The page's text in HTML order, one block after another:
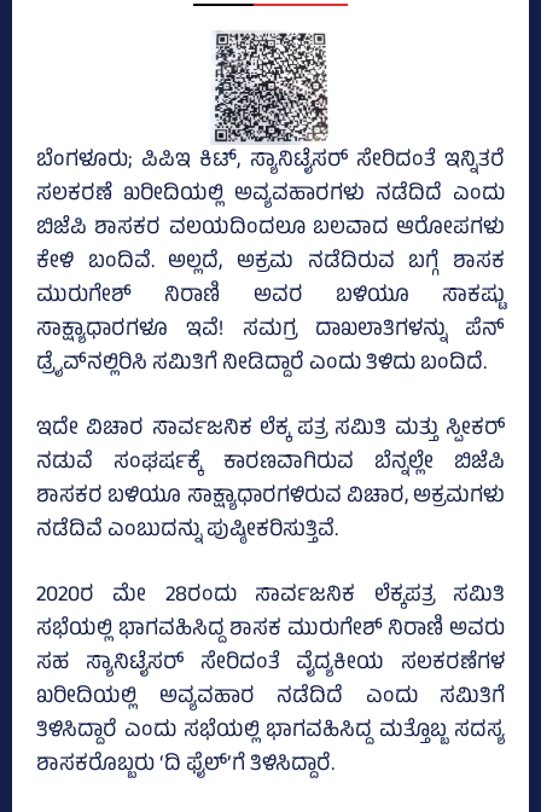
ಬೆಂಗಳೂರು; ಪಿಪಿಇ ಕಿಟ್‌, ಸ್ಯಾನಿಟೈಸರ್‌ ಸೇರಿದಂತೆ ಇನ್ನಿತರೆ
ಸಲಕರಣೆ ಖರೀದಿಯಲ್ಲಿ ಅವ್ಯವಹಾರಗಳು ನಡೆದಿದೆ ಎಂದು
ಬಿಜೆಪಿ ಶಾಸಕರ ವಲಯದಿಂದಲೂ ಬಲವಾದ ಆರೋಪಗಳು
ಕೇಳಿ ಬಂದಿವೆ. ಅಲ್ಲದೆ, ಅಕ್ರಮ ನಡೆದಿರುವ ಬಗ್ಗೆ ಶಾಸಕ
ಮುರುಗೇಶ್‌ ನಿರಾಣಿ ಅವರ ಬಳಿಯೂ ಸಾಕಷ್ಟು
ಸಾಕ್ಷ್ಯಾಧಾರಗಳೂ ಇವೆ! ಸಮಗ್ರ ದಾಖಲಾತಿಗಳನ್ನು ಪೆನ್‌
ಡ್ರೈವ್‌ನಲ್ಲಿರಿಸಿ ಸಮಿತಿಗೆ ನೀಡಿದ್ದಾರೆ ಎಂದು ತಿಳಿದು ಬಂದಿದೆ.
ಇದೇ ವಿಚಾರ ಸಾರ್ವಜನಿಕ ಲೆಕ್ಕ ಪತ್ರ ಸಮಿತಿ ಮತ್ತು ಸ್ಪೀಕರ್‌
ನಡುವೆ ಸಂಘರ್ಷಕ್ಕೆ ಕಾರಣವಾಗಿರುವ ಬೆನ್ನಲ್ಲೇ ಬಿಜೆಪಿ
ಶಾಸಕರ ಬಳಿಯೂ ಸಾಕ್ಷ್ಯಾಧಾರಗಳಿರುವ ವಿಚಾರ, ಅಕ್ರಮಗಳು
ನಡೆದಿವೆ ಎಂಬುದನ್ನು ಪುಷ್ಠೀಕರಿಸುತ್ತಿವೆ.
2020ರ ಮೇ 28ರಂದು ಸಾರ್ವಜನಿಕ ಲೆಕ್ಕಪತ್ರ ಸಮಿತಿ
ಸಭೆಯಲ್ಲಿ ಭಾಗವಹಿಸಿದ್ದ ಶಾಸಕ ಮುರುಗೇಶ್‌ ನಿರಾಣಿ ಅವರು
ಸಹ ಸ್ಯಾನಿಟೈಸರ್‌ ಸೇರಿದಂತೆ ವೈದ್ಯಕೀಯ ಸಲಕರಣೆಗಳ
ಖರೀದಿಯಲ್ಲಿ ಅವ್ಯವಹಾರ ನಡೆದಿದೆ ಎಂದು ಸಮಿತಿಗೆ
ತಿಳಿಸಿದ್ದಾರೆ ಎಂದು ಸಭೆಯಲ್ಲಿ ಭಾಗವಹಿಸಿದ್ದ ಮತ್ತೊಬ್ಬ ಸದಸ್ಯ
ಶಾಸಕರೊಬ್ಬರು ‘ದಿ ಫೈಲ್‌’ಗೆ ತಿಳಿಸಿದ್ದಾರೆ.